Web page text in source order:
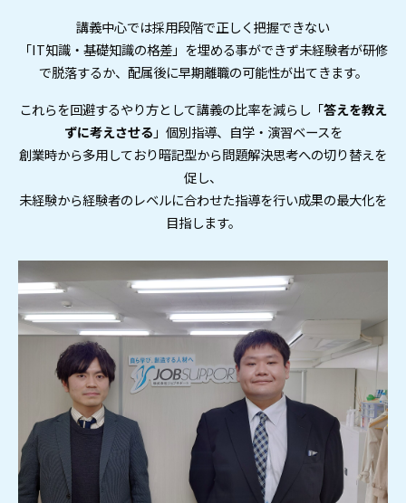
講義中心では採用段階で正しく把握できない
「IT知識・基礎知識の格差」 を埋める事ができず未経験者が研修
で脱落するか、配属後に早期離職の可能性が出てきます。
これらを回避するやり方として講義の比率を減らし「答えを教え
ずに考えさせる 」個別指導、自学・演習ベースを
創業時から多用しており暗記型から問題解決思考への切り替えを
促し、
未経験から経験者のレベルに合わせた指導を行い成果の最大化を
目指します。